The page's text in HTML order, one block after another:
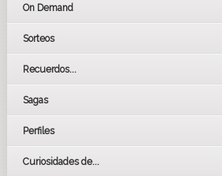
On Demand
Sorteos
Recuerdos...
Sagas
Perfiles
Curiosidades de...